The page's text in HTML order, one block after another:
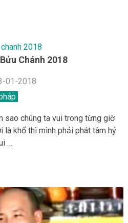
Chánh 2018
01-2018
sao chúng ta vui trong từng giờ
là khổ thì mình phải phát tâm hỷ
…